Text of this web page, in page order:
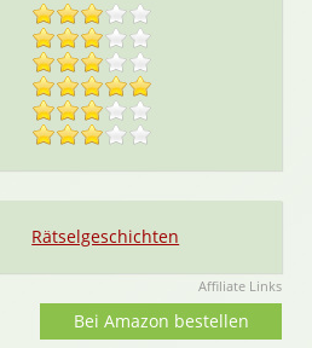
Rätselgeschichten
Affiliate Links
Bei Amazon bestellen